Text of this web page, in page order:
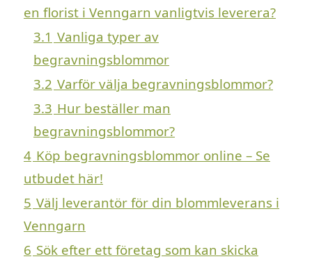
en florist i Venngarn vanligtvis leverera?
3.1 Vanliga typer av
begravningsblommor
3.2 Varför välja begravningsblommor?
3.3 Hur beställer man
begravningsblommor?
4 Köp begravningsblommor online – Se
utbudet här!
5 Välj leverantör för din blommleverans i
Venngarn
6 Sök efter ett företag som kan skicka